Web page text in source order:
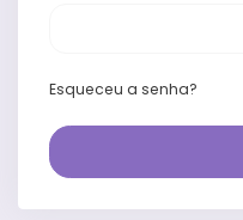
Esqueceu a senha?